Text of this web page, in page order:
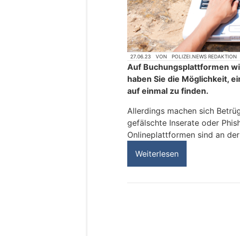
27.06.23 VON POLIZEI.NEWS REDAKTION
Auf Buchungsplattformen
haben Sie die Möglichkeit,
auf einmal zu finden.
Allerdings machen sich
gefälschte Inserate oder
Onlineplattformen sind an
Weiterlesen